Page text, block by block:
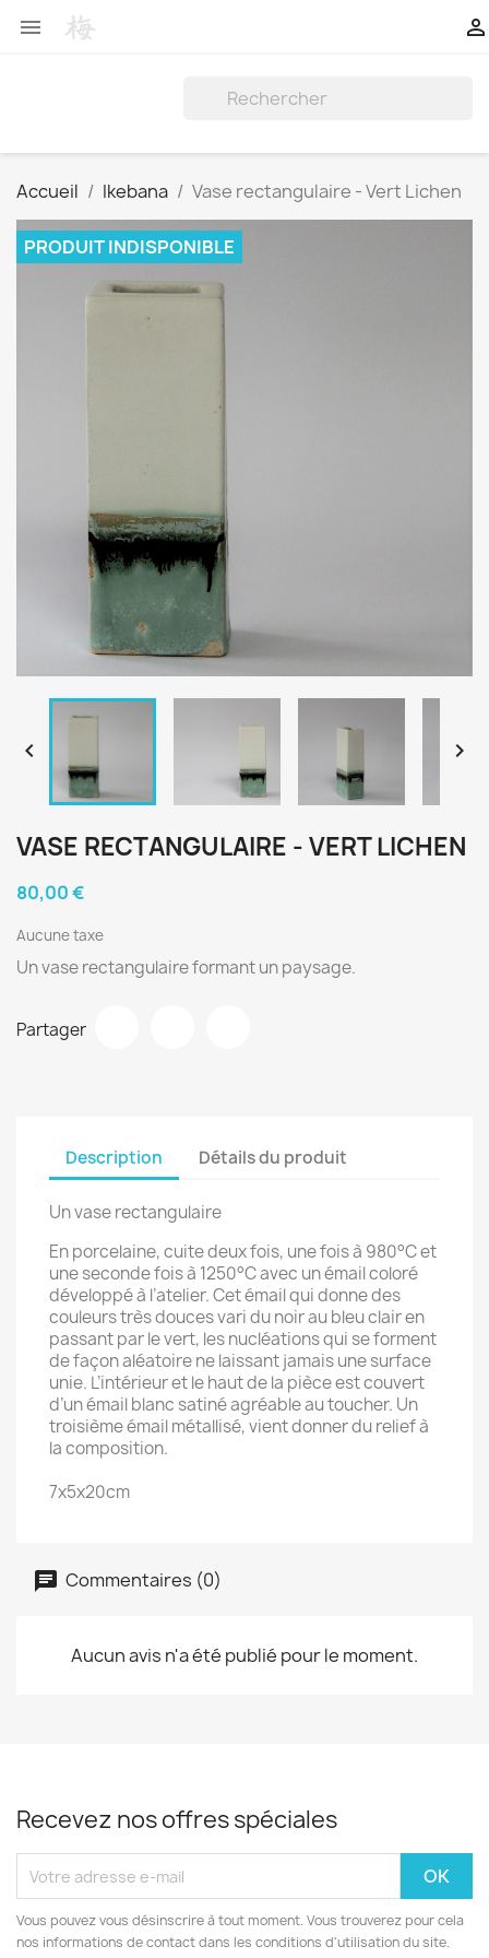
 
Accueil Ikebana Vase rectangulaire - Vert Lichen
PRODUIT INDISPONIBLE
 
VASE RECTANGULAIRE - VERT LICHEN
80,00 €
Aucune taxe
Un vase rectangulaire formant un paysage.
Partager
Description Détails du produit
Un vase rectangulaire
En porcelaine, cuite deux fois, une fois à 980°C et
une seconde fois à 1250°C avec un émail coloré
développé à l’atelier. Cet émail qui donne des
couleurs très douces vari du noir au bleu clair en
passant par le vert, les nucléations qui se forment
de façon aléatoire ne laissant jamais une surface
unie. L’intérieur et le haut de la pièce est couvert
d’un émail blanc satiné agréable au toucher. Un
troisième émail métallisé, vient donner du relief à
la composition.
7x5x20cm
Commentaires (0)
Aucun avis n'a été publié pour le moment.
Recevez nos offres spéciales
Vous pouvez vous désinscrire à tout moment. Vous trouverez pour cela
nos informations de contact dans les conditions d'utilisation du site.